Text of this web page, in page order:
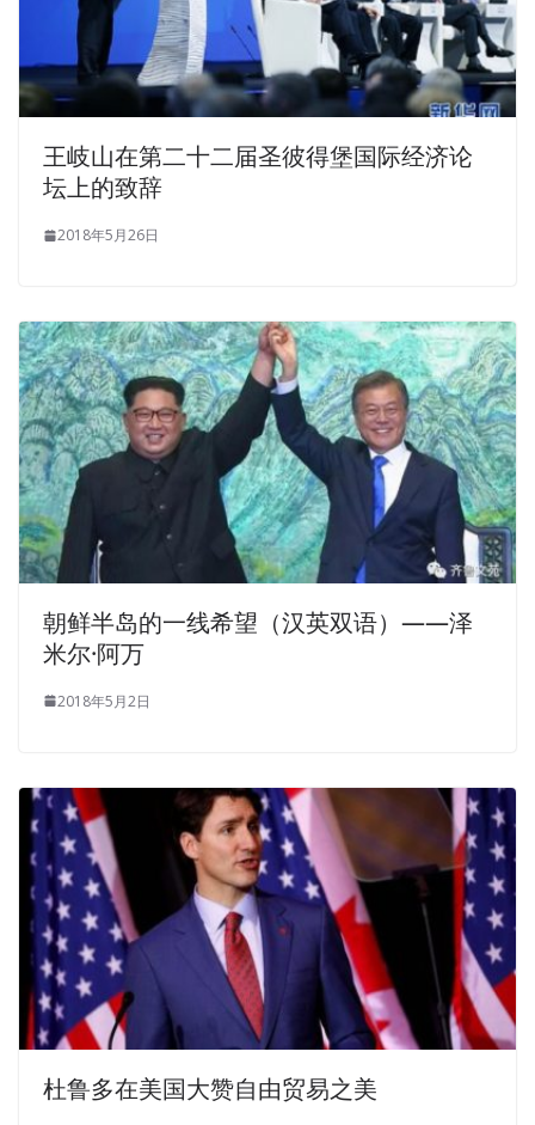
王岐山在第二十二届圣彼得堡国际经济论
坛上的致辞
2018年5月26日
朝鲜半岛的一线希望（汉英双语）——泽
米尔·阿万
2018年5月2日
杜鲁多在美国大赞自由贸易之美